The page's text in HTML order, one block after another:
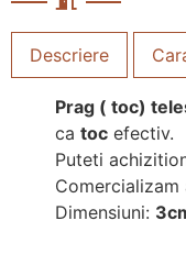
Descriere
Prag ( toc)
ca toc efectiv.
Puteti
Dimensiuni: